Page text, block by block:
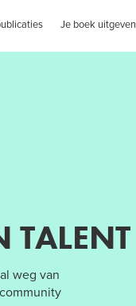
Je boek uitgeven
TALENT
weg van